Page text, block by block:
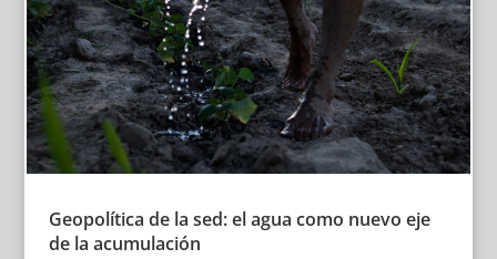
Geopolítica de la sed: el agua como nuevo eje
de la acumulación